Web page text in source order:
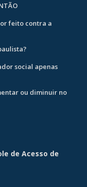
feito contra a
social apenas
ou diminuir no
de Acesso de